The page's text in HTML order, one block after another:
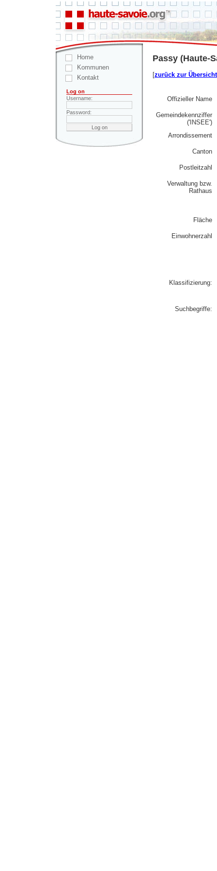
Home
Kommunen
Kontakt
Log on
Username:
Password:
Passy (Haute-
[zurück zur Übersicht
Offizieller Name
Gemeindekennziffer
('INSEE')
Arrondissement
Canton
Postleitzahl
Verwaltung bzw.
Rathaus
Fläche
Einwohnerzahl
Klassifizierung:
Suchbegriffe: